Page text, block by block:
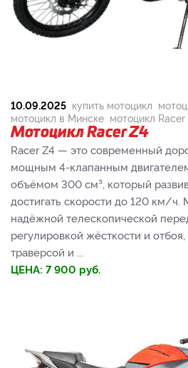
10.09.2025 купить мотоцикл
мотоцикл в Минске мотоцикл Racer
Мотоцикл Racer Z4
Racer Z4 — это современный
мощным 4-клапанным
объёмом 300 см³, который
достигать скорости до 120 км/
надёжной телескопической
регулировкой жёсткости и
траверсой и ...
ЦЕНА: 7 900 руб.